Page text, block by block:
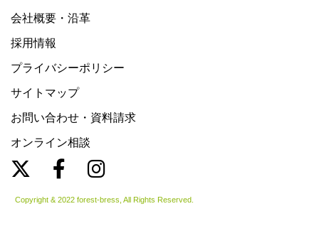
会社概要・沿革
採用情報
プライバシーポリシー
サイトマップ
お問い合わせ・資料請求
オンライン相談
Copyright & 2022 forest-bress, All Rights Reserved.